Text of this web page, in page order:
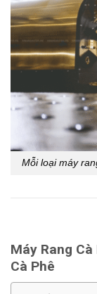
Mỗi loại máy
Máy Rang
Cà Phê